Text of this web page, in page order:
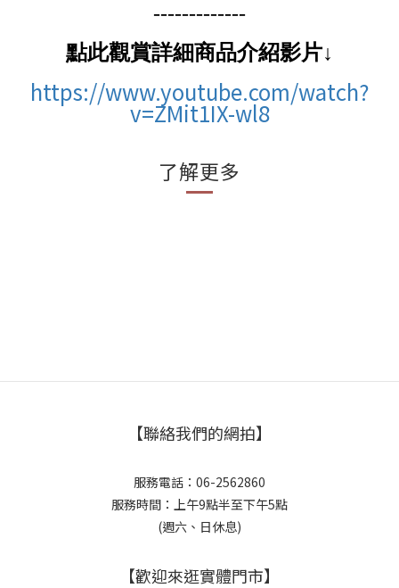
-------------
點此觀賞詳細商品介紹影片↓
https://www.youtube.com/watch?
v=ZMit1IX-wl8
了解更多
【聯絡我們的網拍】
服務電話：06-2562860
服務時間：上午9點半至下午5點
(週六、日休息)
【歡迎來逛實體門市】